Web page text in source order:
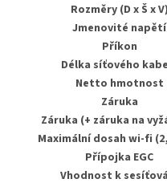
Rozměry (D x Š x V)
Jmenovité napětí
Příkon
Délka síťového
Netto hmotnost
Záruka
Záruka (+ záruka na
Maximální dosah wi-fi
Přípojka EGC
Vhodnost k